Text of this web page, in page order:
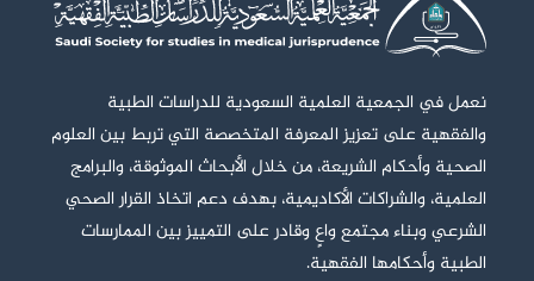
نعمل في الجمعية العلمية السعودية للدراسات الطبية
والفقهية على تعزيز المعرفة المتخصصة التي تربط بين العلوم
الصحية وأحكام الشريعة، من خلال الأبحاث الموثوقة، والبرامج
العلمية، والشراكات الأكاديمية، بهدف دعم اتخاذ القرار الصحي
الشرعي وبناء مجتمع واعٍ وقادر على التمييز بين الممارسات
الطبية وأحكامها الفقهية.